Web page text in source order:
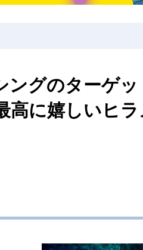
グのターゲ
に嬉しいヒラ